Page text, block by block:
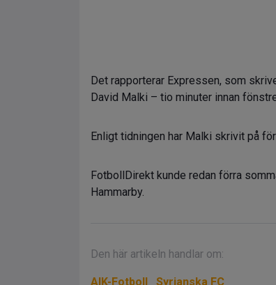
Det rapporterar Expressen, som
David Malki – tio minuter innan
Enligt tidningen har Malki skrivit på
FotbollDirekt kunde redan förra
Hammarby.
Den här artikeln handlar om:
AIK-Fotboll Syrianska FC